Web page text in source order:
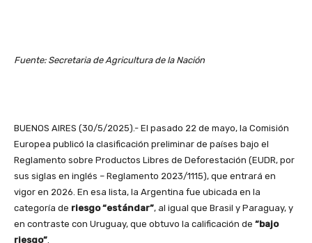
Fuente: Secretaria de Agricultura de la Nación
BUENOS AIRES (30/5/2025).- El pasado 22 de mayo, la Comisión
Europea publicó la clasificación preliminar de países bajo el
Reglamento sobre Productos Libres de Deforestación (EUDR, por
sus siglas en inglés – Reglamento 2023/1115), que entrará en
vigor en 2026. En esa lista, la Argentina fue ubicada en la
categoría de riesgo “estándar”, al igual que Brasil y Paraguay, y
en contraste con Uruguay, que obtuvo la calificación de “bajo
riesgo”